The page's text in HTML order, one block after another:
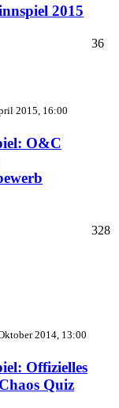
2015
2015, 16:00
36
O&C
2014, 13:00
328
Offizielles
Quiz